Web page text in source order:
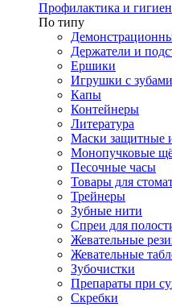
Профилактика и
По типу
Держатели и
Ершики
Игрушки с зубами
Капы
Контейнеры
Литература
Маски защитные
Монопучковые
Песочные часы
Товары для
Трейнеры
Зубные нити
Спреи для
Жевательные
Жевательные
Зубочистки
Препараты при
Скребки